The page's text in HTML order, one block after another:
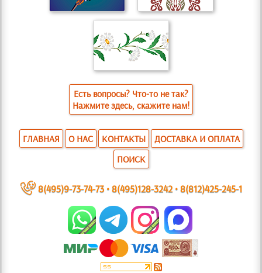
Есть вопросы? Что-то не так?
Нажмите здесь, скажите нам!
ГЛАВНАЯ О НАС КОНТАКТЫ
ДОСТАВКА И ОПЛАТА
ПОИСК
~ 8(495)9-73-74-73•8(495)128-3242•8(812)425-245-1